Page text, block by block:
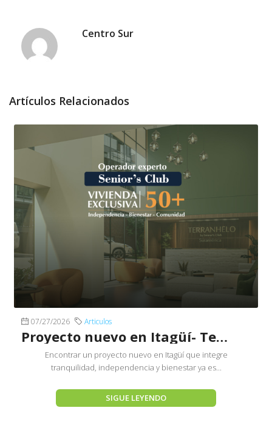
Centro Sur
Artículos Relacionados
07/27/2026 Articulos
Proyecto nuevo en Itagüí- Terranhelo by Senior´s Club
Encontrar un proyecto nuevo en Itagüí que integre
tranquilidad, independencia y bienestar ya es...
SIGUE LEYENDO